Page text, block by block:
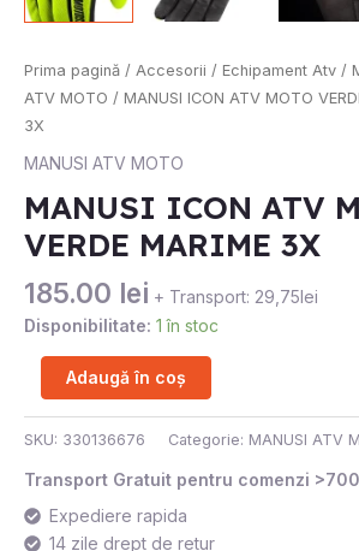
Prima pagină / Accesorii / Echipament Atv /
ATV MOTO / MANUSI ICON ATV MOTO
3X
MANUSI ATV MOTO
MANUSI ICON ATV
VERDE MARIME 3X
185.00 lei + Transport: 29,75lei
Disponibilitate: 1 în stoc
Cantitate
MANUSI
ICON
ATV
VERDE
MARIME
3X
Adaugă în coș
SKU: 330136676 Categorie: MANUSI ATV
Transport Gratuit pentru comenzi
Expediere rapida
14 zile drept de retur